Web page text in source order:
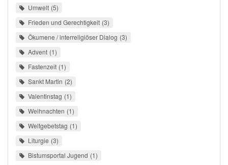
Umwelt 5
Frieden und Gerechtigkeit 3
Ökumene / interreligiöser Dialog 3
Advent 1
Fastenzeit 1
Sankt Martin 2
Valentinstag 1
Weihnachten 1
Weltgebetstag 1
Liturgie 3
Bistumsportal Jugend 1